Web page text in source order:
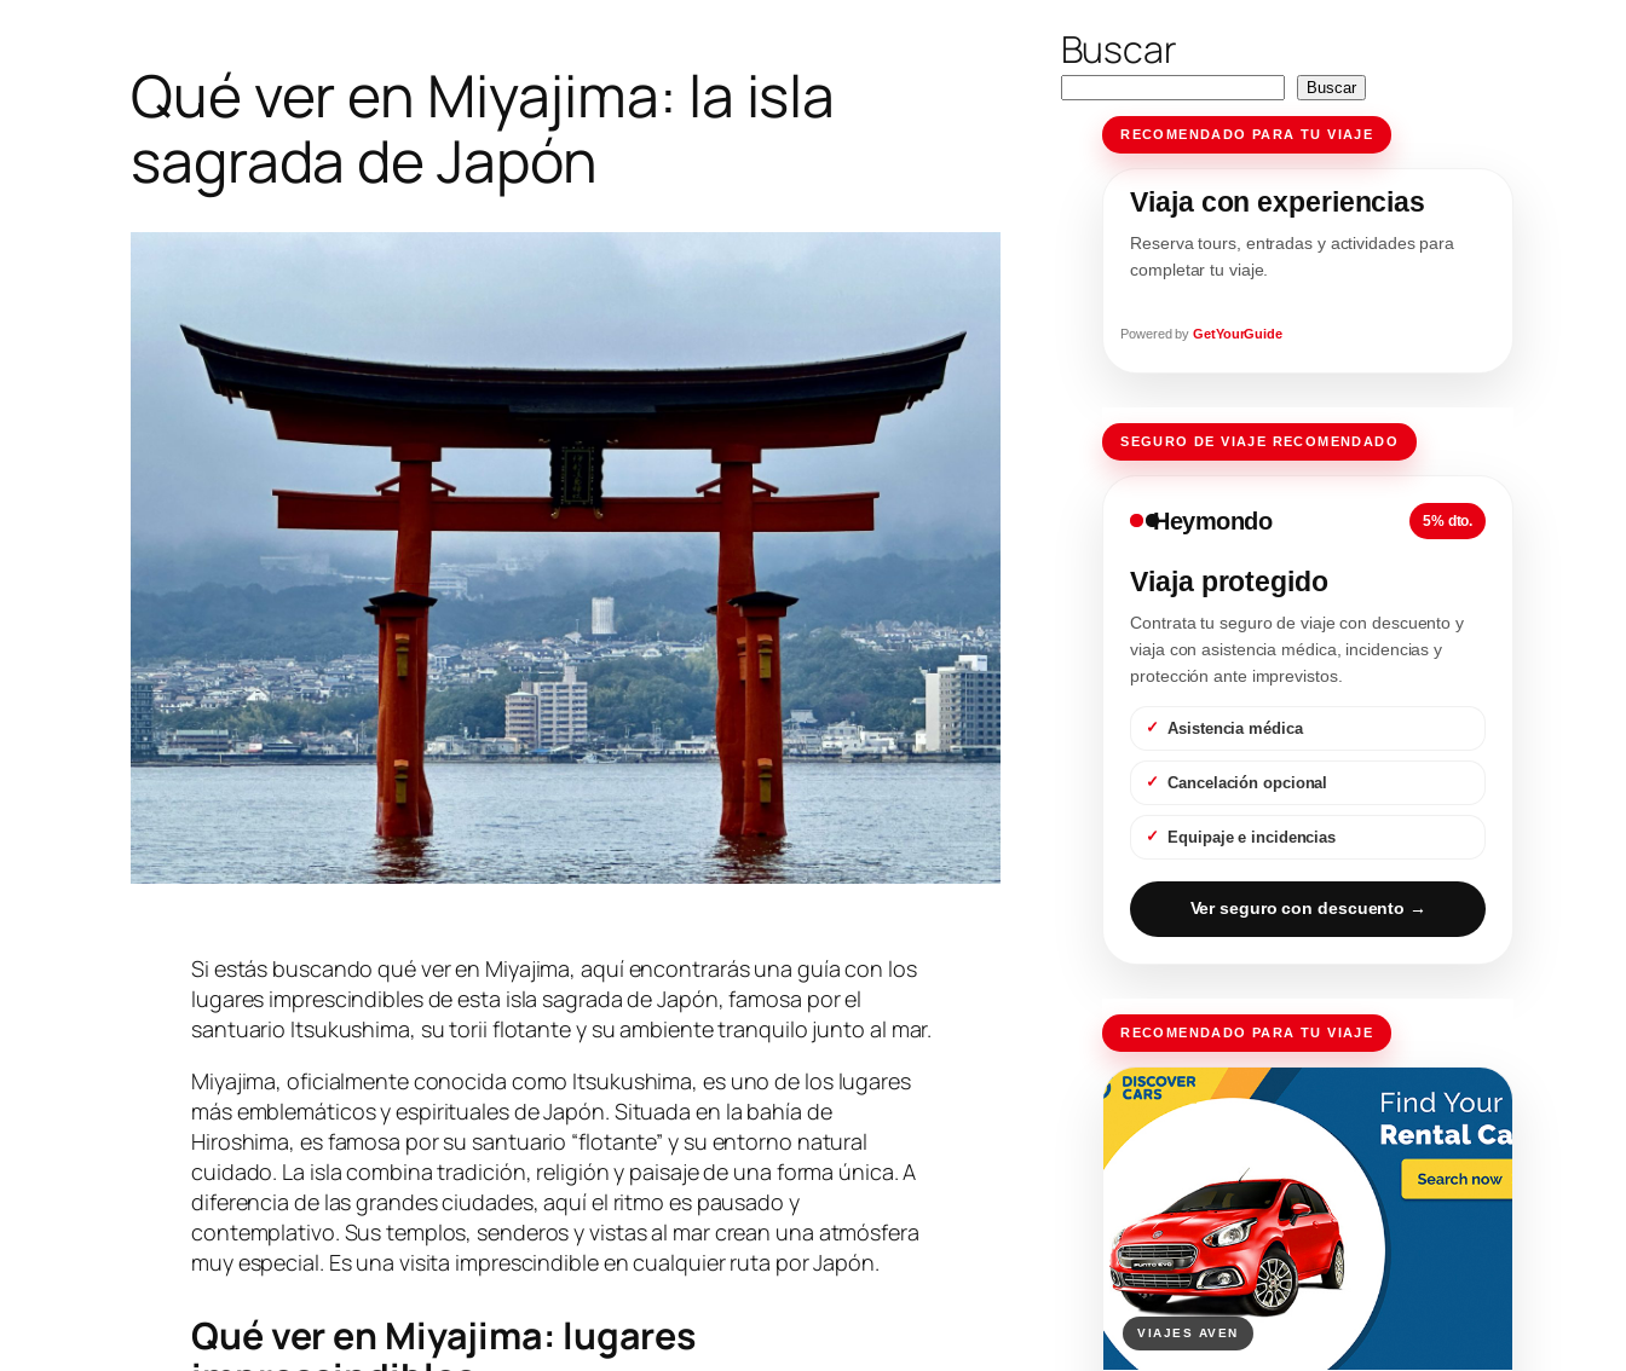
Qué ver en Miyajima: la isla
sagrada de Japón
Si estás buscando qué ver en Miyajima, aquí encontrarás una guía con los
lugares imprescindibles de esta isla sagrada de Japón, famosa por el
santuario Itsukushima, su torii flotante y su ambiente tranquilo junto al mar.
Miyajima, oficialmente conocida como Itsukushima, es uno de los lugares
más emblemáticos y espirituales de Japón. Situada en la bahía de
Hiroshima, es famosa por su santuario “flotante” y su entorno natural
cuidado. La isla combina tradición, religión y paisaje de una forma única. A
diferencia de las grandes ciudades, aquí el ritmo es pausado y
contemplativo. Sus templos, senderos y vistas al mar crean una atmósfera
muy especial. Es una visita imprescindible en cualquier ruta por Japón.
Qué ver en Miyajima: lugares
Buscar
Buscar
RECOMENDADO PARA TU VIAJE
Viaja con experiencias
Reserva tours, entradas y actividades para
completar tu viaje.
Powered byGetYourGuide
SEGURO DE VIAJE RECOMENDADO
Heymondo 5% dto.
Viaja protegido
Contrata tu seguro de viaje con descuento y
viaja con asistencia médica, incidencias y
protección ante imprevistos.
Asistencia médica
Cancelación opcional
Equipaje e incidencias
Ver seguro con descuento →
RECOMENDADO PARA TU VIAJE